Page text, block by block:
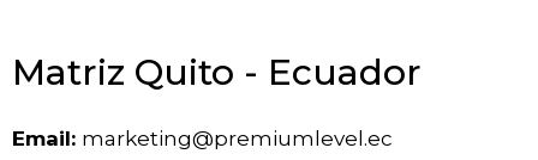
Matriz Quito - Ecuador
Email: marketing@premiumlevel.ec